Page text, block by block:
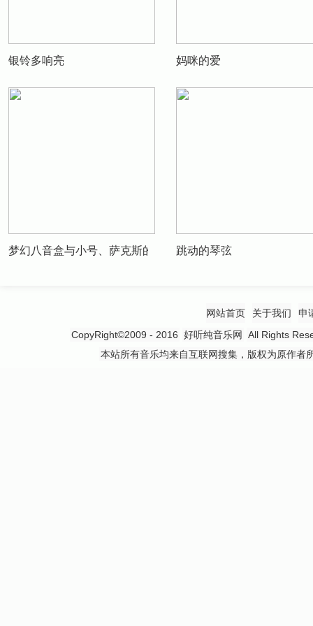
银铃多响亮 妈咪的爱
梦幻八音盒与小号、萨克斯的偶遇 跳动的琴弦
网站首页 关于我们
申
CopyRight©2009 - 2016 好听纯音乐网
All Rights
本站所有音乐均来自互联网搜集，版权为原作者